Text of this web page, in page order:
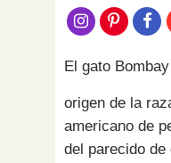
El gato
origen de la
americano de
del parecido de